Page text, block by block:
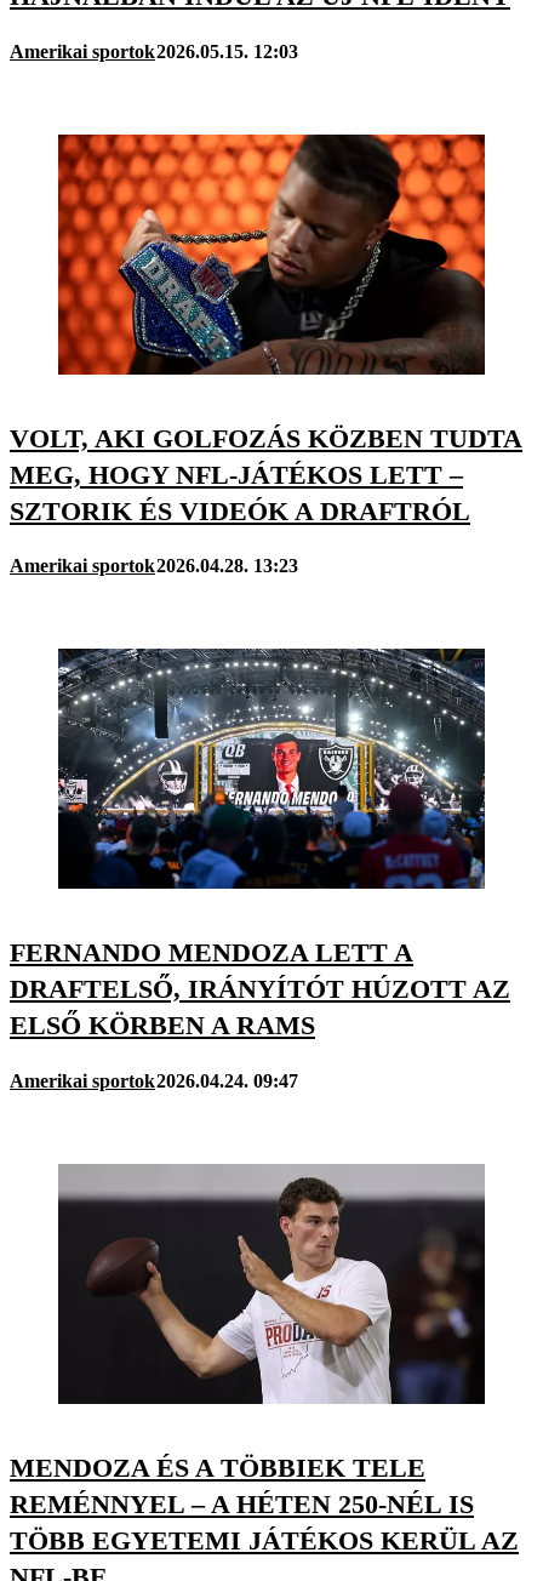
Amerikai sportok2026.05.15. 12:03
VOLT, AKI GOLFOZÁS KÖZBEN TUDTA
MEG, HOGY NFL-JÁTÉKOS LETT –
SZTORIK ÉS VIDEÓK A DRAFTRÓL
Amerikai sportok2026.04.28. 13:23
FERNANDO MENDOZA LETT A
DRAFTELSŐ, IRÁNYÍTÓT HÚZOTT AZ
ELSŐ KÖRBEN A RAMS
Amerikai sportok2026.04.24. 09:47
MENDOZA ÉS A TÖBBIEK TELE
REMÉNNYEL – A HÉTEN 250-NÉL IS
TÖBB EGYETEMI JÁTÉKOS KERÜL AZ